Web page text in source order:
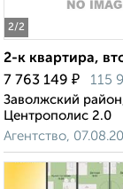
2/2
2-к квартира,
7 763 149 ₽ 115
Заволжский
Центрополис 2.0
Агентство,